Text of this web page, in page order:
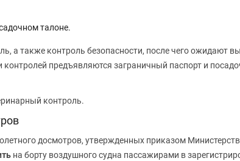
талоне.
также контроль безопасности, после чего ожидают
предъявляются заграничный паспорт и
контроль.
досмотров, утвержденных приказом
на борту воздушного судна пассажирами в